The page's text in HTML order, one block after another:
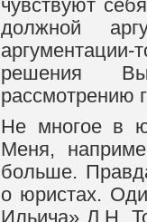
чувствуют
должной
решения
рассмотрению
Не многое в
Меня,
больше.
о юристах.
Ильича» Л.Н.